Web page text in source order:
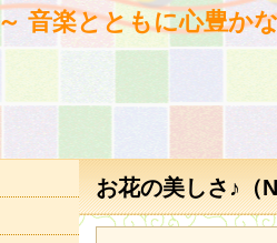
～ 音楽とともに心豊か
お花の美しさ♪（